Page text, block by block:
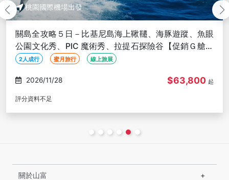
桃園國際機場出發
關島全攻略５日－比基尼島海上鞦韆、海豚遊蹤、魚眼
公園文化秀、PIC 魔術秀、拉提石探險谷【促銷Ｇ艙含
稅、２人成行】
2人成行 蜜月旅行 線上旅展
2026/11/28 $63,800 起
評分資料不足
關於山富